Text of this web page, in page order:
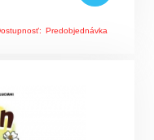
Predobjednávka